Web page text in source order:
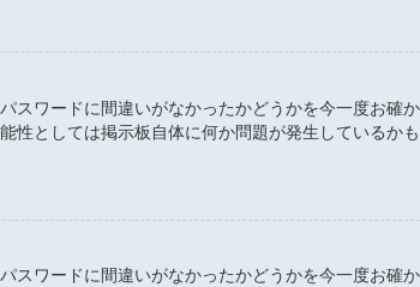
ワードに間違いがなかったかどうかを今一度お確
としては掲示板自体に何か問題が発生しているか
ワードに間違いがなかったかどうかを今一度お確